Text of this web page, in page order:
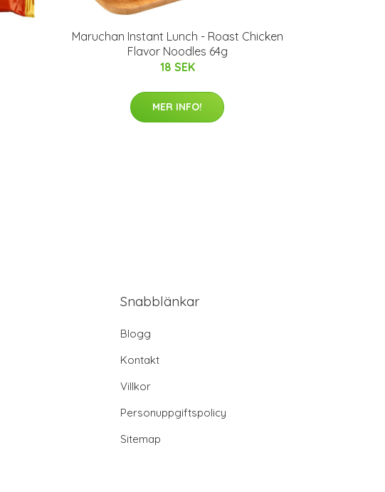
Maruchan Instant Lunch - Roast Chicken
Flavor Noodles 64g
18 SEK
MER INFO!
Snabblänkar
Blogg
Kontakt
Villkor
Personuppgiftspolicy
Sitemap